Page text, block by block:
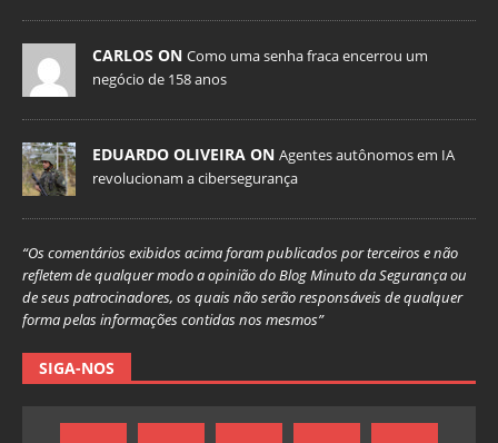
CARLOS ON Como uma senha fraca encerrou um
negócio de 158 anos
EDUARDO OLIVEIRA ON Agentes autônomos em IA
revolucionam a cibersegurança
“Os comentários exibidos acima foram publicados por terceiros e não
refletem de qualquer modo a opinião do Blog Minuto da Segurança ou
de seus patrocinadores, os quais não serão responsáveis de qualquer
forma pelas informações contidas nos mesmos”
SIGA-NOS